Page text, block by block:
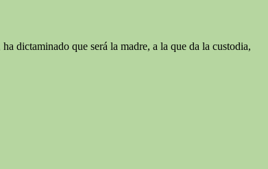
dictaminado que será la madre, a la que da la custodia,